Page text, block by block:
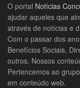
O portal Notícias
ajudar aqueles que
através de notícias e
Com o passar dos
Benefícios Sociais,
outros. Nossos
Pertencemos ao
em conteúdo web.